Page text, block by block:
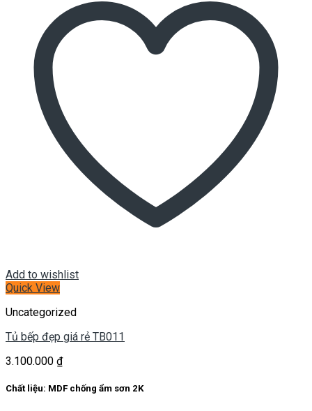
Add to wishlist
Quick View
Uncategorized
Tủ bếp đẹp giá rẻ TB011
3.100.000 ₫
Chất liệu: MDF chống ẩm sơn 2K